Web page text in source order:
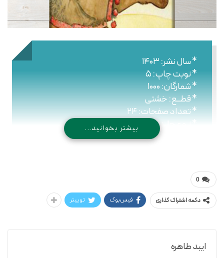
* سال نشر: ۱۴۰۳
* نوبت چاپ: ۵
* شمارگان: ۱۰۰۰
* قطــع: خشتی
* تعداد صفحات: ۲۴
* نـوع جلـد: شومیزبیشتر بخوانید...
0
دکمه اشتراک گذاری فیس‌بوک توییتر
ایبد طاهره